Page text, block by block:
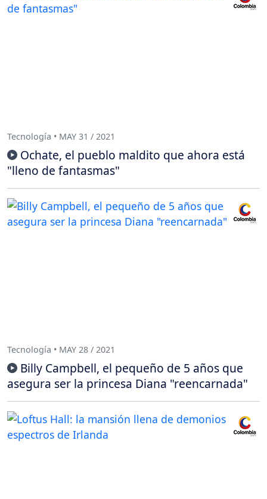
Tecnología • MAY 31 / 2021
Ochate, el pueblo maldito que ahora está
"lleno de fantasmas"
Tecnología • MAY 28 / 2021
Billy Campbell, el pequeño de 5 años que
asegura ser la princesa Diana "reencarnada"